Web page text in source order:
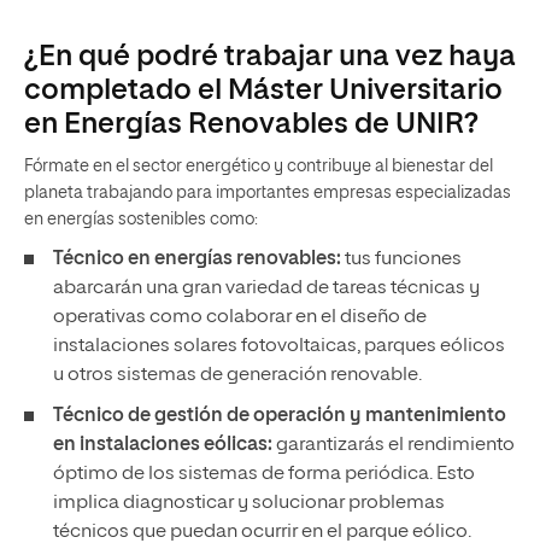
¿En qué podré trabajar una vez haya
completado el Máster Universitario
en Energías Renovables de UNIR?
Fórmate en el sector energético y contribuye al bienestar del
planeta trabajando para importantes empresas especializadas
en energías sostenibles como:
Técnico en energías renovables: tus funciones
abarcarán una gran variedad de tareas técnicas y
operativas como colaborar en el diseño de
instalaciones solares fotovoltaicas, parques eólicos
u otros sistemas de generación renovable.
Técnico de gestión de operación y mantenimiento
en instalaciones eólicas: garantizarás el rendimiento
óptimo de los sistemas de forma periódica. Esto
implica diagnosticar y solucionar problemas
técnicos que puedan ocurrir en el parque eólico.